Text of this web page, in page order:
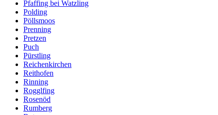
Pfaffing bei Watzling
Polding
Pöllsmoos
Prenning
Pretzen
Puch
Pürstling
Reichenkirchen
Reithofen
Rinning
Rogglfing
Rosenöd
Rumberg